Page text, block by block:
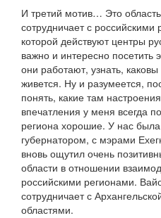
И третий мотив… Это
сотрудничает с
которой действуют центры
важно и интересно посетить
они работают, узнать,
живется. Ну и разумеется,
понять, какие там
впечатления у меня всегда
региона хорошие. У нас
губернатором, с мэрами
вновь ощутил очень
области в отношении
российскими регионами.
сотрудничает с
областями.